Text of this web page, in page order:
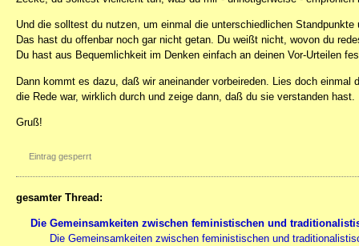
Und die solltest du nutzen, um einmal die unterschiedlichen
Das hast du offenbar noch gar nicht getan. Du weißt nicht, wovon du
Du hast aus Bequemlichkeit im Denken einfach an deinen Vor-Urteilen
Dann kommt es dazu, daß wir aneinander vorbeireden. Lies doch
die Rede war, wirklich durch und zeige dann, daß du sie verstanden hast.
Gruß!
Eintrag gesperrt
gesamter Thread:
Die Gemeinsamkeiten zwischen feministischen und
Die Gemeinsamkeiten zwischen feministischen und